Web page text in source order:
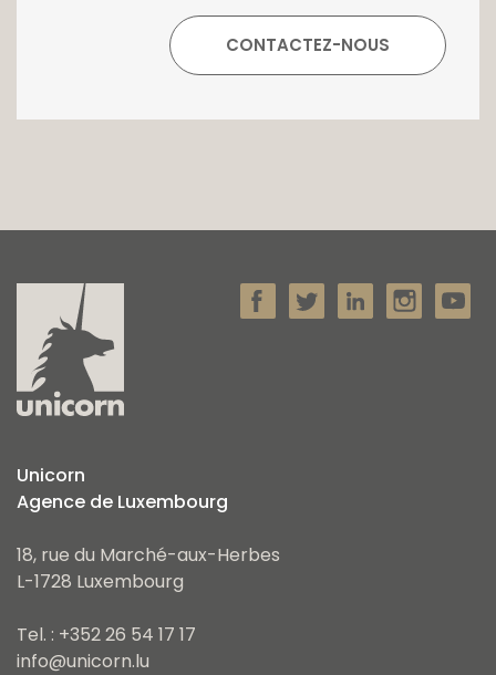
entretenue avec soin. Un art de vivre, rare et
agence immobilière Unicorn en charge de la
Unicorn
Agence de Luxembourg
18, rue du Marché-aux-Herbes
L-1728 Luxembourg
Tel. : +352 26 54 17 17
info@unicorn.lu